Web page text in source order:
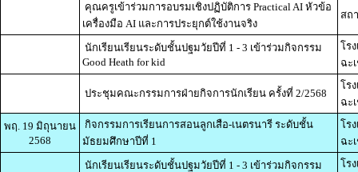
คุณครูเข้าร่วมการอบรมเชิงปฏิบัติการ Practical AI หัวข้อ
เครื่องมือ AI และการประยุกต์ใช้งานจริง
สถ
นักเรียนเรียนระดับชั้นปฐมวัยปีที่ 1 - 3 เข้าร่วมกิจกรรม
Good Heath for kid
โร
ฉะ
ประชุมคณะกรรมการฝ่ายกิจการนักเรียน ครั้งที่ 2/2568
โร
ฉะ
พฤ. 19 มิถุนายน
2568
กิจกรรมการเรียนการสอนลูกเสือ-เนตรนารี ระดับชั้น
มัธยมศึกษาปีที่ 1
โร
ฉะ
นักเรียนเรียนระดับชั้นปฐมวัยปีที่ 1 - 3 เข้าร่วมกิจกรรม
โร